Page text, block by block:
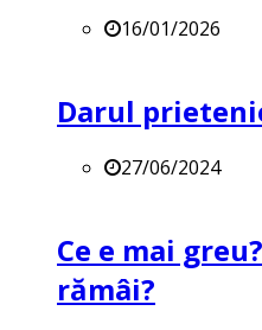
16/01/2026
Darul
27/06/2024
Ce e mai
rămâi?